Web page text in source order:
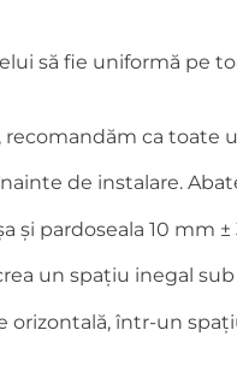
să fie uniformă pe
ca toate
de instalare.
și pardoseala 10 mm ±
un spațiu inegal
orizontală, într-un